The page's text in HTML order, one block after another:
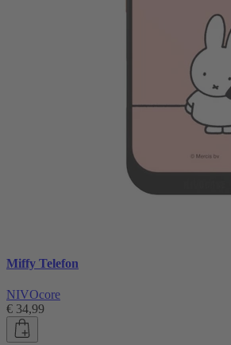
Miffy Telefon
NIVOcore
€ 34,99